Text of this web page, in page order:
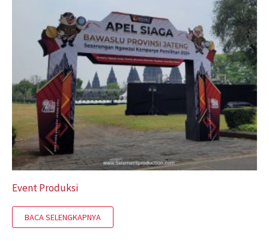
Event Produksi
BACA SELENGKAPNYA